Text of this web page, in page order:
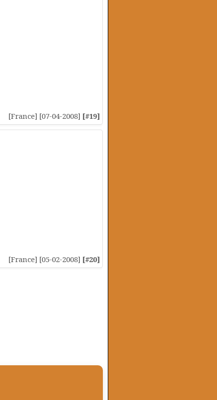
[France] [07-04-2008] [#19]
[France] [05-02-2008] [#20]